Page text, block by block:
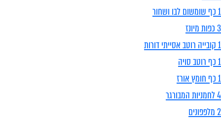
1 כף שומשום לבו ושחור
3 כפות מיונז
1 קובייה רוטב אסייתי דורות
1 כף רוטב סויה
1 כף חומץ אורז
4 לחמניות המבורגר
2 מלפפונים